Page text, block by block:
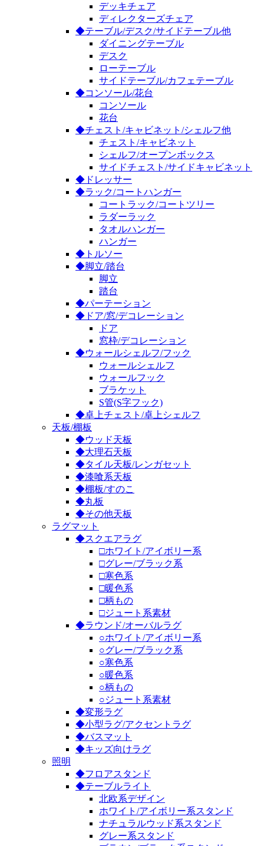
デッキチェア
ディレクターズチェア
◆テーブル/デスク/サイドテーブル他
ダイニングテーブル
デスク
ローテーブル
サイドテーブル/カフェテーブル
◆コンソール/花台
コンソール
花台
◆チェスト/キャビネット/シェルフ他
チェスト/キャビネット
シェルフ/オープンボックス
サイドチェスト/サイドキャビネット
◆ドレッサー
◆ラック/コートハンガー
コートラック/コートツリー
ラダーラック
タオルハンガー
ハンガー
◆トルソー
◆脚立/踏台
脚立
踏台
◆パーテーション
◆ドア/窓/デコレーション
ドア
窓枠/デコレーション
◆ウォールシェルフ/フック
ウォールシェルフ
ウォールフック
ブラケット
S管(S字フック)
◆卓上チェスト/卓上シェルフ
天板/棚板
◆ウッド天板
◆大理石天板
◆タイル天板/レンガセット
◆漆喰系天板
◆棚板/すのこ
◆丸板
◆その他天板
ラグマット
◆スクエアラグ
□ホワイト/アイボリー系
□グレー/ブラック系
□寒色系
□暖色系
□柄もの
□ジュート系素材
◆ラウンド/オーバルラグ
○ホワイト/アイボリー系
○グレー/ブラック系
○寒色系
○暖色系
○柄もの
○ジュート系素材
◆変形ラグ
◆小型ラグ/アクセントラグ
◆バスマット
◆キッズ向けラグ
照明
◆フロアスタンド
◆テーブルライト
北欧系デザイン
ホワイト/アイボリー系スタンド
ナチュラルウッド系スタンド
グレー系スタンド